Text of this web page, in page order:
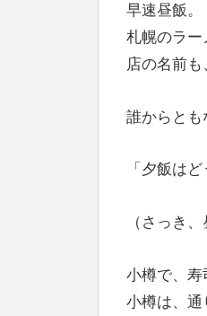
早速昼飯。
札幌のラー
店の名前も
誰からとも
「夕飯はど
（さっき
小樽で、寿
小樽は、通